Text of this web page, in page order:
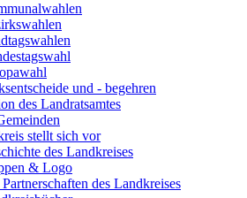
und - begehren
des Landratsamtes
stellt sich vor
des Landkreises
& Logo
des Landkreises